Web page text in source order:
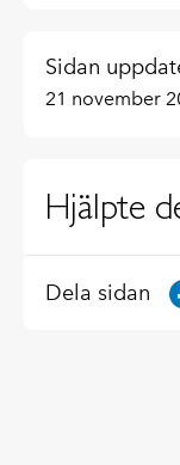
Sidan
21 november
Hjälpte
Dela sidan